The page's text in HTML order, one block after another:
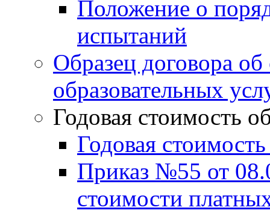
Положение о
испытаний
Образец договора
образовательных
Годовая стоимость
Годовая
Приказ №55 от
стоимости